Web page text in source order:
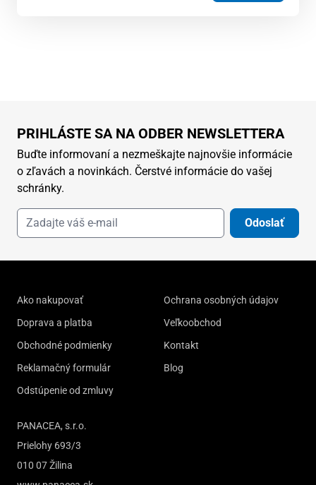
PRIHLÁSTE SA NA ODBER NEWSLETTERA
Buďte informovaní a nezmeškajte najnovšie informácie
o zľavách a novinkách. Čerstvé informácie do vašej
schránky.
Odoslať
Ako nakupovať
Doprava a platba
Obchodné podmienky
Reklamačný formulár
Odstúpenie od zmluvy
Ochrana osobných údajov
Veľkoobchod
Kontakt
Blog
PANACEA, s.r.o.
Prielohy 693/3
010 07 Žilina